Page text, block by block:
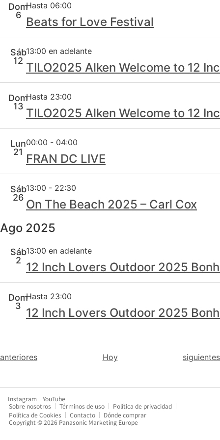
Dom
6
Hasta 06:00
Beats for Love Festival
Sáb
12
13:00 en adelante
TILO2025 Alken Welcome to 12
Dom
13
Hasta 23:00
TILO2025 Alken Welcome to 12
Lun
21
00:00 - 04:00
FRAN DC LIVE
Sáb
26
13:00 - 22:30
On The Beach 2025 – Carl Cox
Ago 2025
Sáb
2
13:00 en adelante
12 Inch Lovers Outdoor 2025
Dom
3
Hasta 23:00
12 Inch Lovers Outdoor 2025
Eventos
anteriores Hoy Eventos
siguientes
Instagram
YouTube
Sobre nosotros
Términos de uso
Política de privacidad
Política de Cookies
Contacto
Dónde comprar
Copyright © 2026 Panasonic Marketing Europe